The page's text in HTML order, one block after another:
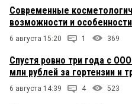
Современные
возможности и особенности
6 августа 15:20 1 369
Спустя ровно три года с
млн рублей за гортензии и
6 августа 14:39 4 523